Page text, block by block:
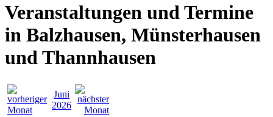
Veranstaltungen und Termine
in Balzhausen, Münsterhausen
und Thannhausen
Juni
2026